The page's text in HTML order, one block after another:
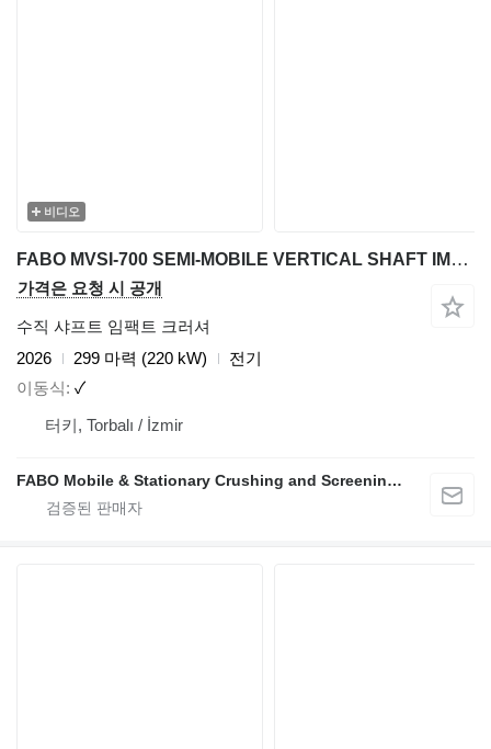
비디오
FABO MVSI-700 SEMI-MOBILE VERTICAL SHAFT IMPACT CRUSHING SCREENING PL
가격은 요청 시 공개
수직 샤프트 임팩트 크러셔
2026
299 마력 (220 kW)
전기
이동식 ✓
터키, Torbalı / İzmir
FABO Mobile & Stationary Crushing and Screening Plants | Concrete Batching Plants Manufacturer